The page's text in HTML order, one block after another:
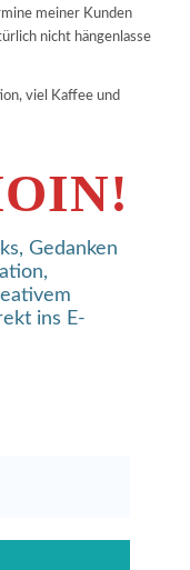
meiner Kunden
nicht hängenlasse
viel Kaffee und
Gedanken
ins E-